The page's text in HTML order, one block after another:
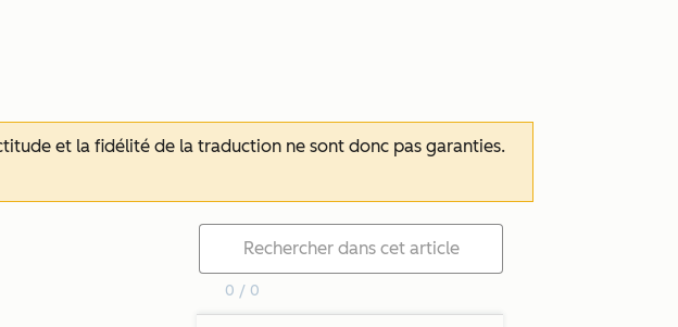
et la fidélité de la traduction ne sont donc pas garanties.
0 / 0